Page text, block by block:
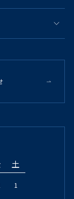
土
1